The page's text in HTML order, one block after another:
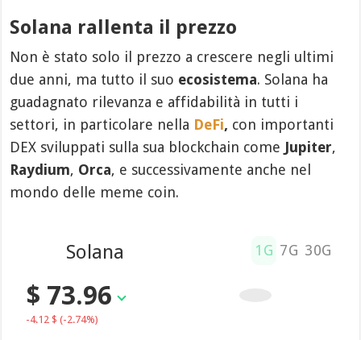
Solana rallenta il prezzo
Non è stato solo il prezzo a crescere negli ultimi
due anni, ma tutto il suo ecosistema. Solana ha
guadagnato rilevanza e affidabilità in tutti i
settori, in particolare nella DeFi, con importanti
DEX sviluppati sulla sua blockchain come Jupiter,
Raydium, Orca, e successivamente anche nel
mondo delle meme coin.
Solana
$ 73.96
-4.12 $(-2.74%)
1G 7G 30G